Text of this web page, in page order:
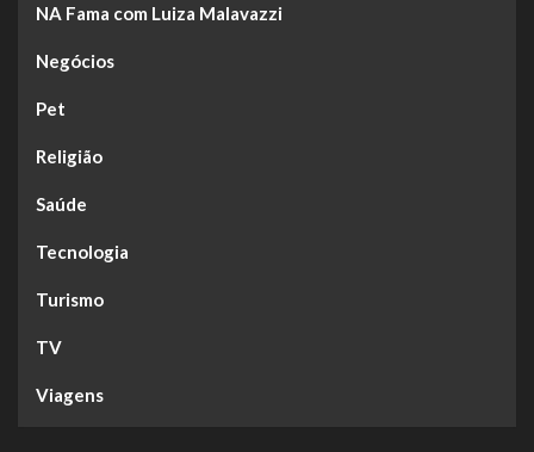
NA Fama com Luiza Malavazzi
Negócios
Pet
Religião
Saúde
Tecnologia
Turismo
TV
Viagens